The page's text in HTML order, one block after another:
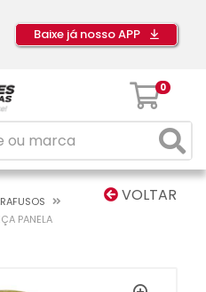
Baixe já nosso APP
0
VOLTAR
PANELA